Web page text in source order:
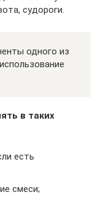
судороги.
одного из
в таких
есть
смеси;